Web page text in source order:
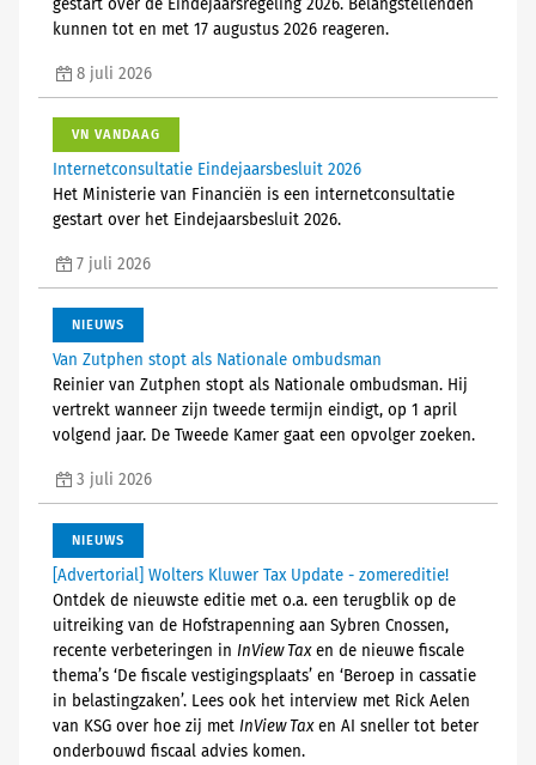
gestart over de Eindejaarsregeling 2026. Belangstellenden
kunnen tot en met 17 augustus 2026 reageren.
8 juli 2026
VN VANDAAG
Internetconsultatie Eindejaarsbesluit 2026
Het Ministerie van Financiën is een internetconsultatie
gestart over het Eindejaarsbesluit 2026.
7 juli 2026
NIEUWS
Van Zutphen stopt als Nationale ombudsman
Reinier van Zutphen stopt als Nationale ombudsman. Hij
vertrekt wanneer zijn tweede termijn eindigt, op 1 april
volgend jaar. De Tweede Kamer gaat een opvolger zoeken.
3 juli 2026
NIEUWS
[Advertorial] Wolters Kluwer Tax Update - zomereditie!
Ontdek de nieuwste editie met o.a. een terugblik op de
uitreiking van de Hofstrapenning aan Sybren Cnossen,
recente verbeteringen in InView Taxen de nieuwe fiscale
thema’s ‘De fiscale vestigingsplaats’ en ‘Beroep in cassatie
in belastingzaken’. Lees ook het interview met Rick Aelen
van KSG over hoe zij met InView Taxen AI sneller tot beter
onderbouwd fiscaal advies komen.